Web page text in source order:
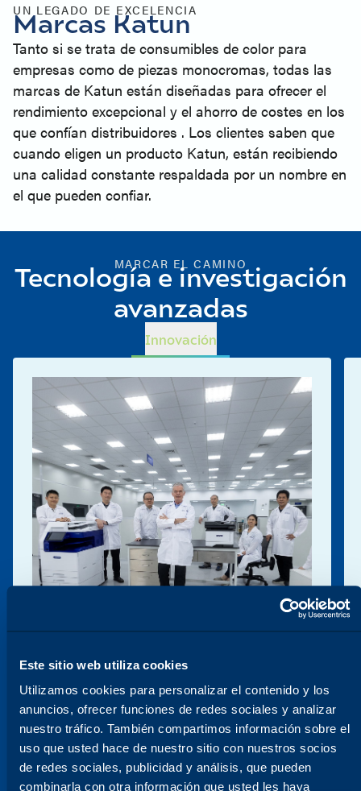
Este sitio web utiliza cookies
Utilizamos cookies para personalizar el contenido y los
anuncios, ofrecer funciones de redes sociales y analizar
nuestro tráfico. También compartimos información sobre el
uso que usted hace de nuestro sitio con nuestros socios
de redes sociales, publicidad y análisis, que pueden
combinarla con otra información que usted les haya
UN LEGADO DE EXCELENCIA
Marcas Katun
Tanto si se trata de consumibles de color para
empresas como de piezas monocromas, todas las
marcas de Katun están diseñadas para ofrecer el
rendimiento excepcional y el ahorro de costes en los
que confían distribuidores . Los clientes saben que
cuando eligen un producto Katun, están recibiendo
una calidad constante respaldada por un nombre en
el que pueden confiar.
MARCAR EL CAMINO
Tecnología e investigación
avanzadas
Innovación
LE AYUDAMOS A MANTENERSE A LA
VANGUARDIA
Evolucionamos
constantemente para
satisfacer sus necesidades